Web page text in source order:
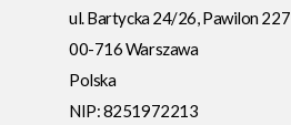
ul. Bartycka 24/26, Pawilon 227
00-716Warszawa
Polska
NIP:8251972213